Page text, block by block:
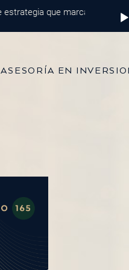
que marca la diferencia
ASESORÍA EN